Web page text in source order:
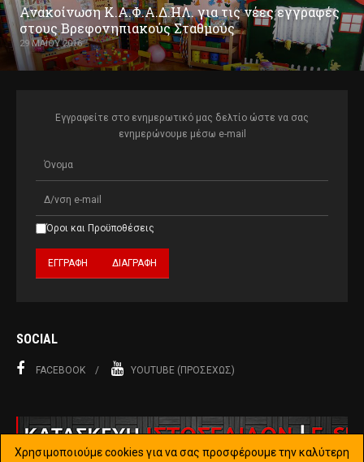
Ανακοίνωση Κ.Α.Φ.Α.Δ.ΗΛ. για τις νέες εγγραφές
στους Βρεφονηπιακούς Σταθμούς
29 ΜΑΪ́ΟΥ 2016
Εγγραφείτε στο ενημερωτικό μας δελτίο ώστε να σας
ενημερώνουμε μέσω e-mail
Όροι και Προϋποθέσεις
SOCIAL
FACEBOOK YOUTUBE (ΠΡΟΣΕΧΏΣ)
Χρησιμοποιούμε cookies για να σας προσφέρουμε την καλύτερη